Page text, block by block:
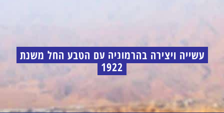
עשייה ויצירה בהרמוניה עם הטבע החל משנת
1922